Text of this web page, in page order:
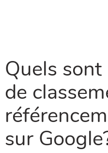
Quels
de
sur